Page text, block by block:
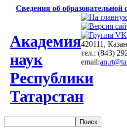
Сведения об образовательной
Академия
наук
Республики
Татарстан
420111,
тел.: (843)
email: